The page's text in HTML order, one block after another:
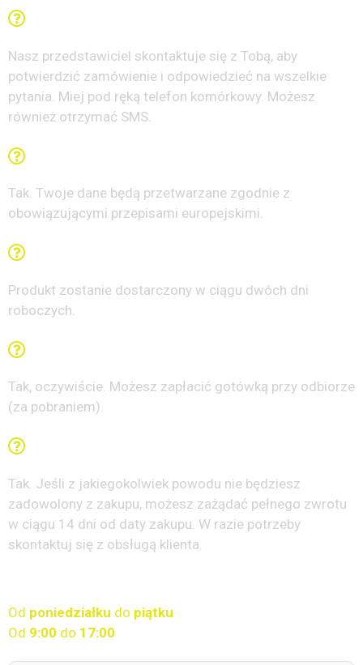
Nasz przedstawiciel skontaktuje się z Tobą, aby
potwierdzić zamówienie i odpowiedzieć na wszelkie
pytania. Miej pod ręką telefon komórkowy. Możesz
również otrzymać SMS.
Tak. Twoje dane będą przetwarzane zgodnie z
obowiązującymi przepisami europejskimi.
Produkt zostanie dostarczony w ciągu dwóch dni
roboczych.
Tak, oczywiście. Możesz zapłacić gotówką przy odbiorze
(za pobraniem).
Tak. Jeśli z jakiegokolwiek powodu nie będziesz
zadowolony z zakupu, możesz zażądać pełnego zwrotu
w ciągu 14 dni od daty zakupu. W razie potrzeby
skontaktuj się z obsługą klienta.
Od poniedziałku do piątku
Od 9:00 do 17:00